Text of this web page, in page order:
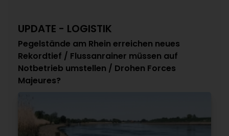
UPDATE - LOGISTIK
Pegelstände am Rhein erreichen neues
Rekordtief / Flussanrainer müssen auf
Notbetrieb umstellen / Drohen Forces
Majeures?